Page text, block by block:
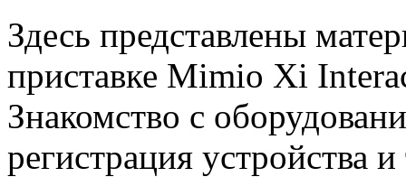
Здесь представлены
приставке Mimio Xi
Знакомство с
регистрация устройства